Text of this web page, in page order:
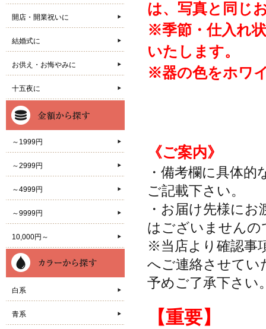
は、写真と同じ
※季節・仕入れ
いたします。
※器の色をホワ
《ご案内》
・備考欄に具体
ご記載下さい。
・お届け先様に
はございませんの
※当店より確認事
へご連絡させてい
予めご了承下さい
【重要】
開店・開業祝いに
結婚式に
お供え・お悔やみに
十五夜に
～1999円
～2999円
～4999円
～9999円
10,000円～
白系
青系